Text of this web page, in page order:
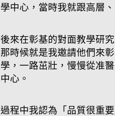
學中心，當時我就跟高層
後來在彰基的對面教學研
那時候就是我邀請他們來
學，一路茁壯，慢慢從准
中心。
過程中我認為「品質很重